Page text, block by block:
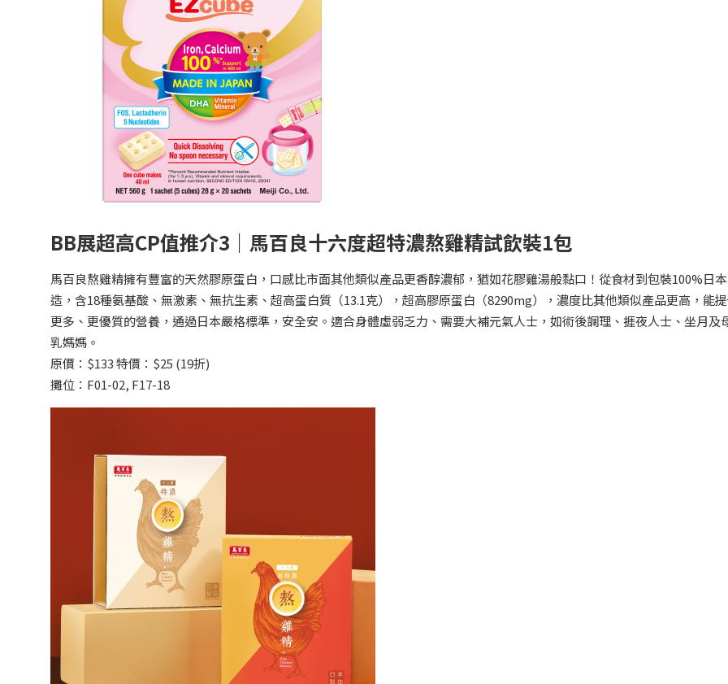
BB展超高CP值推介3｜馬百良十六度超特濃熬雞精試飲裝1包
馬百良熬雞精擁有豐富的天然膠原蛋白，口感比市面其他類似產品更香醇濃郁，猶如花膠雞湯般黏口！從食材到包裝100%日
造，含18種氨基酸、無激素、無抗生素、超高蛋白質（13.1克），超高膠原蛋白（8290mg），濃度比其他類似產品更高，能
更多、更優質的營養，通過日本嚴格標準，安全安。適合身體虛弱乏力、需要大補元氣人士，如術後調理、捱夜人士、坐月及
乳媽媽。
原價：$133 特價：$25 (19折)
攤位：F01-02, F17-18